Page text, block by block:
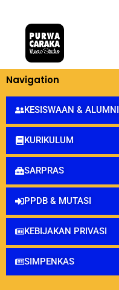
Navigation
KESISWAAN & ALUMNI
KURIKULUM
SARPRAS
PPDB & MUTASI
KEBIJAKAN PRIVASI
SIMPENKAS